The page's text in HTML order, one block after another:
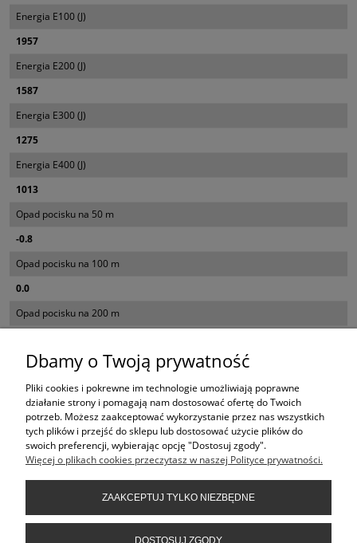
Energia E100 (J)
1957
Energia E200 (J)
1587
Energia E300 (J)
1275
Energia E400 (J)
1013
Opad pocisku na 50 m
-0.8
Opad pocisku na 100 m
0.0
Opad pocisku na 200 m
Opad pocisku na 300 m
-39.6
Opad pocisku na 400 m
-92.5
KONTAKT
Dbamy o Twoją prywatność
Pliki cookies i pokrewne im technologie umożliwiają poprawne
działanie strony i pomagają nam dostosować ofertę do Twoich
potrzeb. Możesz zaakceptować wykorzystanie przez nas wszystkich
tych plików i przejść do sklepu lub dostosować użycie plików do
swoich preferencji, wybierając opcję "Dostosuj zgody".
Więcej o plikach cookies przeczytasz w naszej Polityce prywatności.
ZAAKCEPTUJ TYLKO NIEZBĘDNE
DOSTOSUJ ZGODY